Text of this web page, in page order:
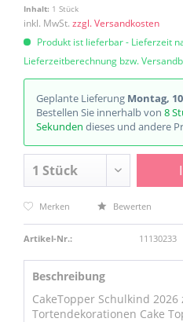
Inhalt: 1 Stück
inkl. MwSt. zzgl. Versandkosten
Produkt ist lieferbar - Lieferzeit
Lieferzeitberechnung bzw.
Geplante Lieferung Montag,
Bestellen Sie innerhalb von 8
Sekunden dieses und andere
Merken Bewerten
Artikel-Nr.: 11130233
Beschreibung
CakeTopper Schulkind
Tortendekorationen Cake